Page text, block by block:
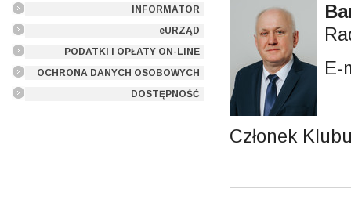
INFORMATOR
eURZĄD
PODATKI I OPŁATY ON-LINE
OCHRONA DANYCH OSOBOWYCH
DOSTĘPNOŚĆ
E-
Członek